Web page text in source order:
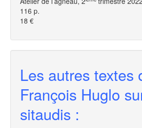
116 p.
18 €
Les autres textes
François Huglo
sitaudis :